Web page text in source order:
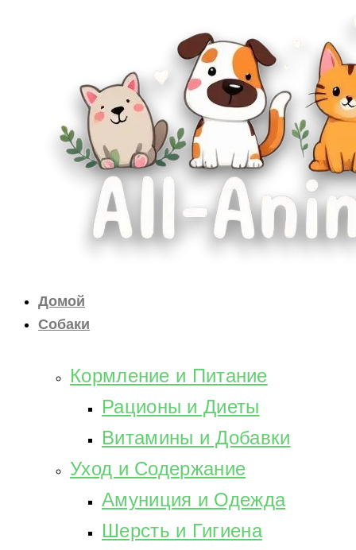
Домой
Собаки
Кормление и Питание
Рационы и Диеты
Витамины и Добавки
Уход и Содержание
Амуниция и Одежда
Шерсть и Гигиена